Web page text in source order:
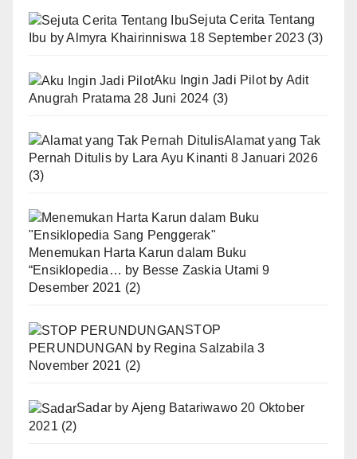
Sejuta Cerita Tentang
Ibu byAlmyra Khairinniswa 18 September 2023 (3)
Aku Ingin Jadi Pilotby Adit
Anugrah Pratama 28 Juni 2024 (3)
Alamat yang Tak
Pernah Ditulisby Lara Ayu Kinanti 8 Januari 2026
(3)
Menemukan Harta Karun dalam Buku
“Ensiklopedia… by Besse Zaskia Utami 9
Desember 2021 (2)
STOP
PERUNDUNGAN by Regina Salzabila 3
November 2021 (2)
Sadar by Ajeng Batariwawo 20 Oktober
2021 (2)